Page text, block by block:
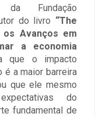
Fundação
do livro “The
os Avanços em
a economia
que o impacto
é a maior barreira
que ele mesmo
do
fundamental de